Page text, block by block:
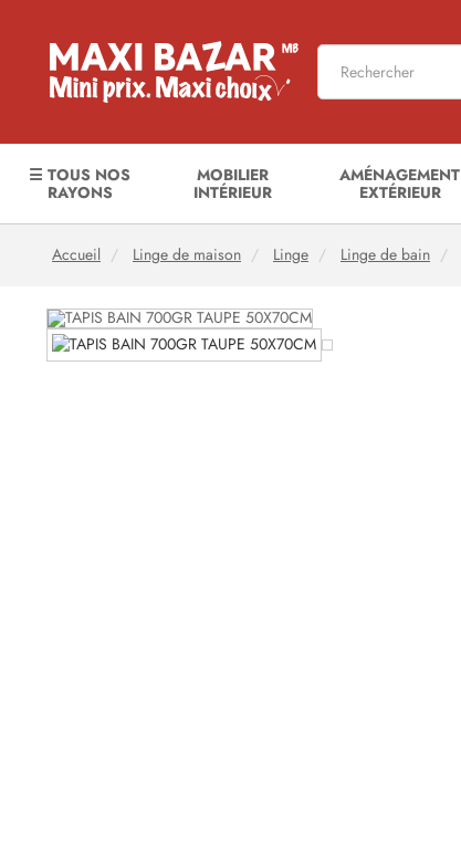
☰ TOUS NOS
RAYONS
MOBILIER
INTÉRIEUR
AMÉNAGEMENT
EXTÉRIEUR
Accueil Linge de maison Linge Linge de bain